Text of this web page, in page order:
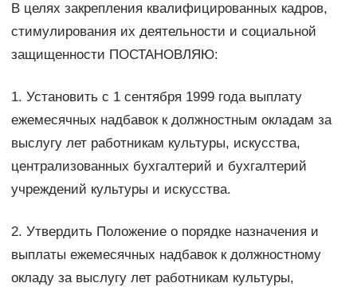
В целях закрепления квалифицированных кадров,
стимулирования их деятельности и социальной
защищенности ПОСТАНОВЛЯЮ:
1. Установить с 1 сентября 1999 года выплату
ежемесячных надбавок к должностным окладам за
выслугу лет работникам культуры, искусства,
централизованных бухгалтерий и бухгалтерий
учреждений культуры и искусства.
2. Утвердить Положение о порядке назначения и
выплаты ежемесячных надбавок к должностному
окладу за выслугу лет работникам культуры,